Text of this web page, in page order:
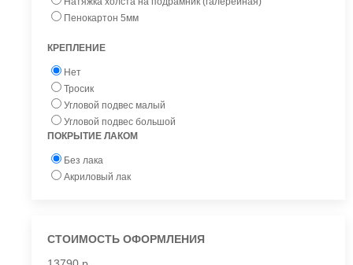
Пенокартон 5мм
КРЕПЛЕНИЕ
Нет
Тросик
Угловой подвес малый
Угловой подвес большой
ПОКРЫТИЕ ЛАКОМ
Без лака
Акриловый лак
СТОИМОСТЬ ОФОРМЛЕНИЯ